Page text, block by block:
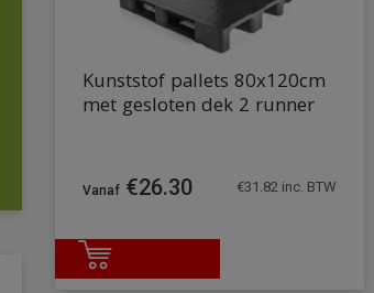
Kunststof pallets 80x120cm
met gesloten dek 2 runner
€26.30 €31.82inc. BTW